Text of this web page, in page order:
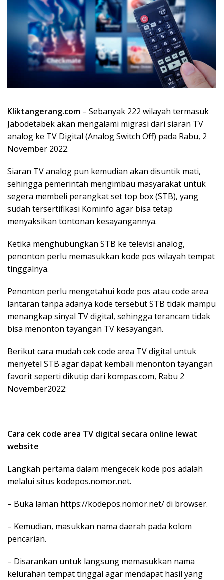
Kliktangerang.com – Sebanyak 222 wilayah termasuk
Jabodetabek akan mengalami migrasi dari siaran TV
analog ke TV Digital (Analog Switch Off) pada Rabu, 2
November 2022.
Siaran TV analog pun kemudian akan disuntik mati,
sehingga pemerintah mengimbau masyarakat untuk
segera membeli perangkat set top box (STB), yang
sudah tersertifikasi Kominfo agar bisa tetap
menyaksikan tontonan kesayangannya.
Ketika menghubungkan STB ke televisi analog,
penonton perlu memasukkan kode pos wilayah tempat
tinggalnya.
Penonton perlu mengetahui kode pos atau code area
lantaran tanpa adanya kode tersebut STB tidak mampu
menangkap sinyal TV digital, sehingga terancam tidak
bisa menonton tayangan TV kesayangan.
Berikut cara mudah cek code area TV digital untuk
menyetel STB agar dapat kembali menonton tayangan
favorit seperti dikutip dari kompas.com, Rabu 2
November2022:
Cara cek code area TV digital secara online lewat
website
Langkah pertama dalam mengecek kode pos adalah
melalui situs kodepos.nomor.net.
– Buka laman https://kodepos.nomor.net/ di browser.
– Kemudian, masukkan nama daerah pada kolom
pencarian.
– Disarankan untuk langsung memasukkan nama
kelurahan tempat tinggal agar mendapat hasil yang